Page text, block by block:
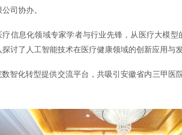
司协办。
信息化领域专家学者与行业先锋，从医疗大模型
讨了人工智能技术在医疗健康领域的创新应用与发
智化转型提供交流平台，共吸引安徽省内三甲医